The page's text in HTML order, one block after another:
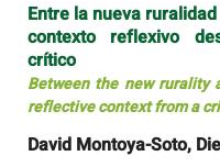
Entre la nueva
contexto reflexivo
crítico
Between the new rurality
reflective context from a
David Montoya-Soto,